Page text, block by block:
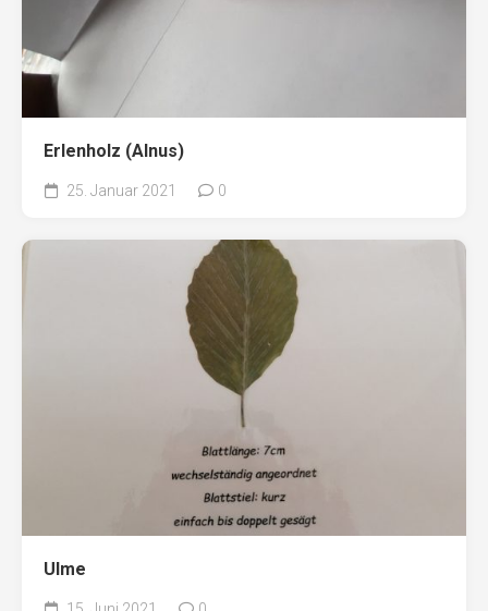
Erlenholz (Alnus)
25. Januar 2021 0
Ulme